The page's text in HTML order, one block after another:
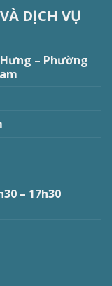
DỊCH VỤ
Hưng – Phường
– 17h30